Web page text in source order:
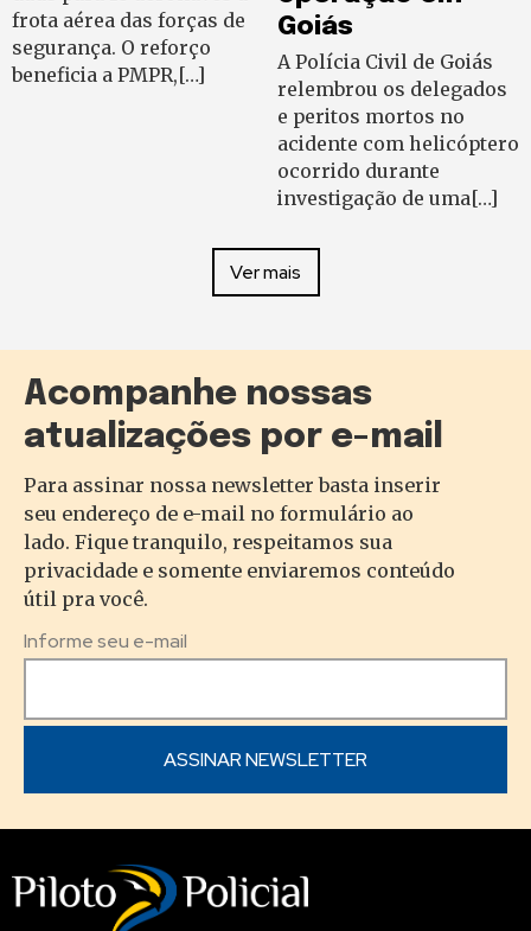
frota aérea das forças de
segurança. O reforço
beneficia a PMPR,[…]
Goiás
A Polícia Civil de Goiás
relembrou os delegados
e peritos mortos no
acidente com helicóptero
ocorrido durante
investigação de uma[…]
Ver mais
Acompanhe nossas
atualizações por e-mail
Para assinar nossa newsletter basta inserir
seu endereço de e-mail no formulário ao
lado. Fique tranquilo, respeitamos sua
privacidade e somente enviaremos conteúdo
útil pra você.
Informe seu e-mail